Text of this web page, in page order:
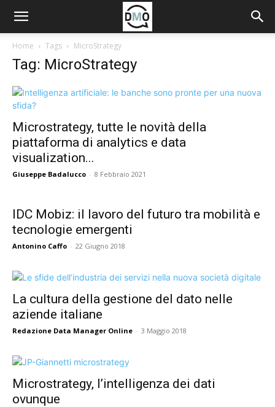
Home Tags MicroStrategy
Tag: MicroStrategy
Microstrategy, tutte le novità della
piattaforma di analytics e data
visualization...
Giuseppe Badalucco - 8 Febbraio 2021
IDC Mobiz: il lavoro del futuro tra mobilità e
tecnologie emergenti
Antonino Caffo - 22 Giugno 2018
La cultura della gestione del dato nelle
aziende italiane
Redazione Data Manager Online - 3 Maggio 2018
Microstrategy, l’intelligenza dei dati
ovunque